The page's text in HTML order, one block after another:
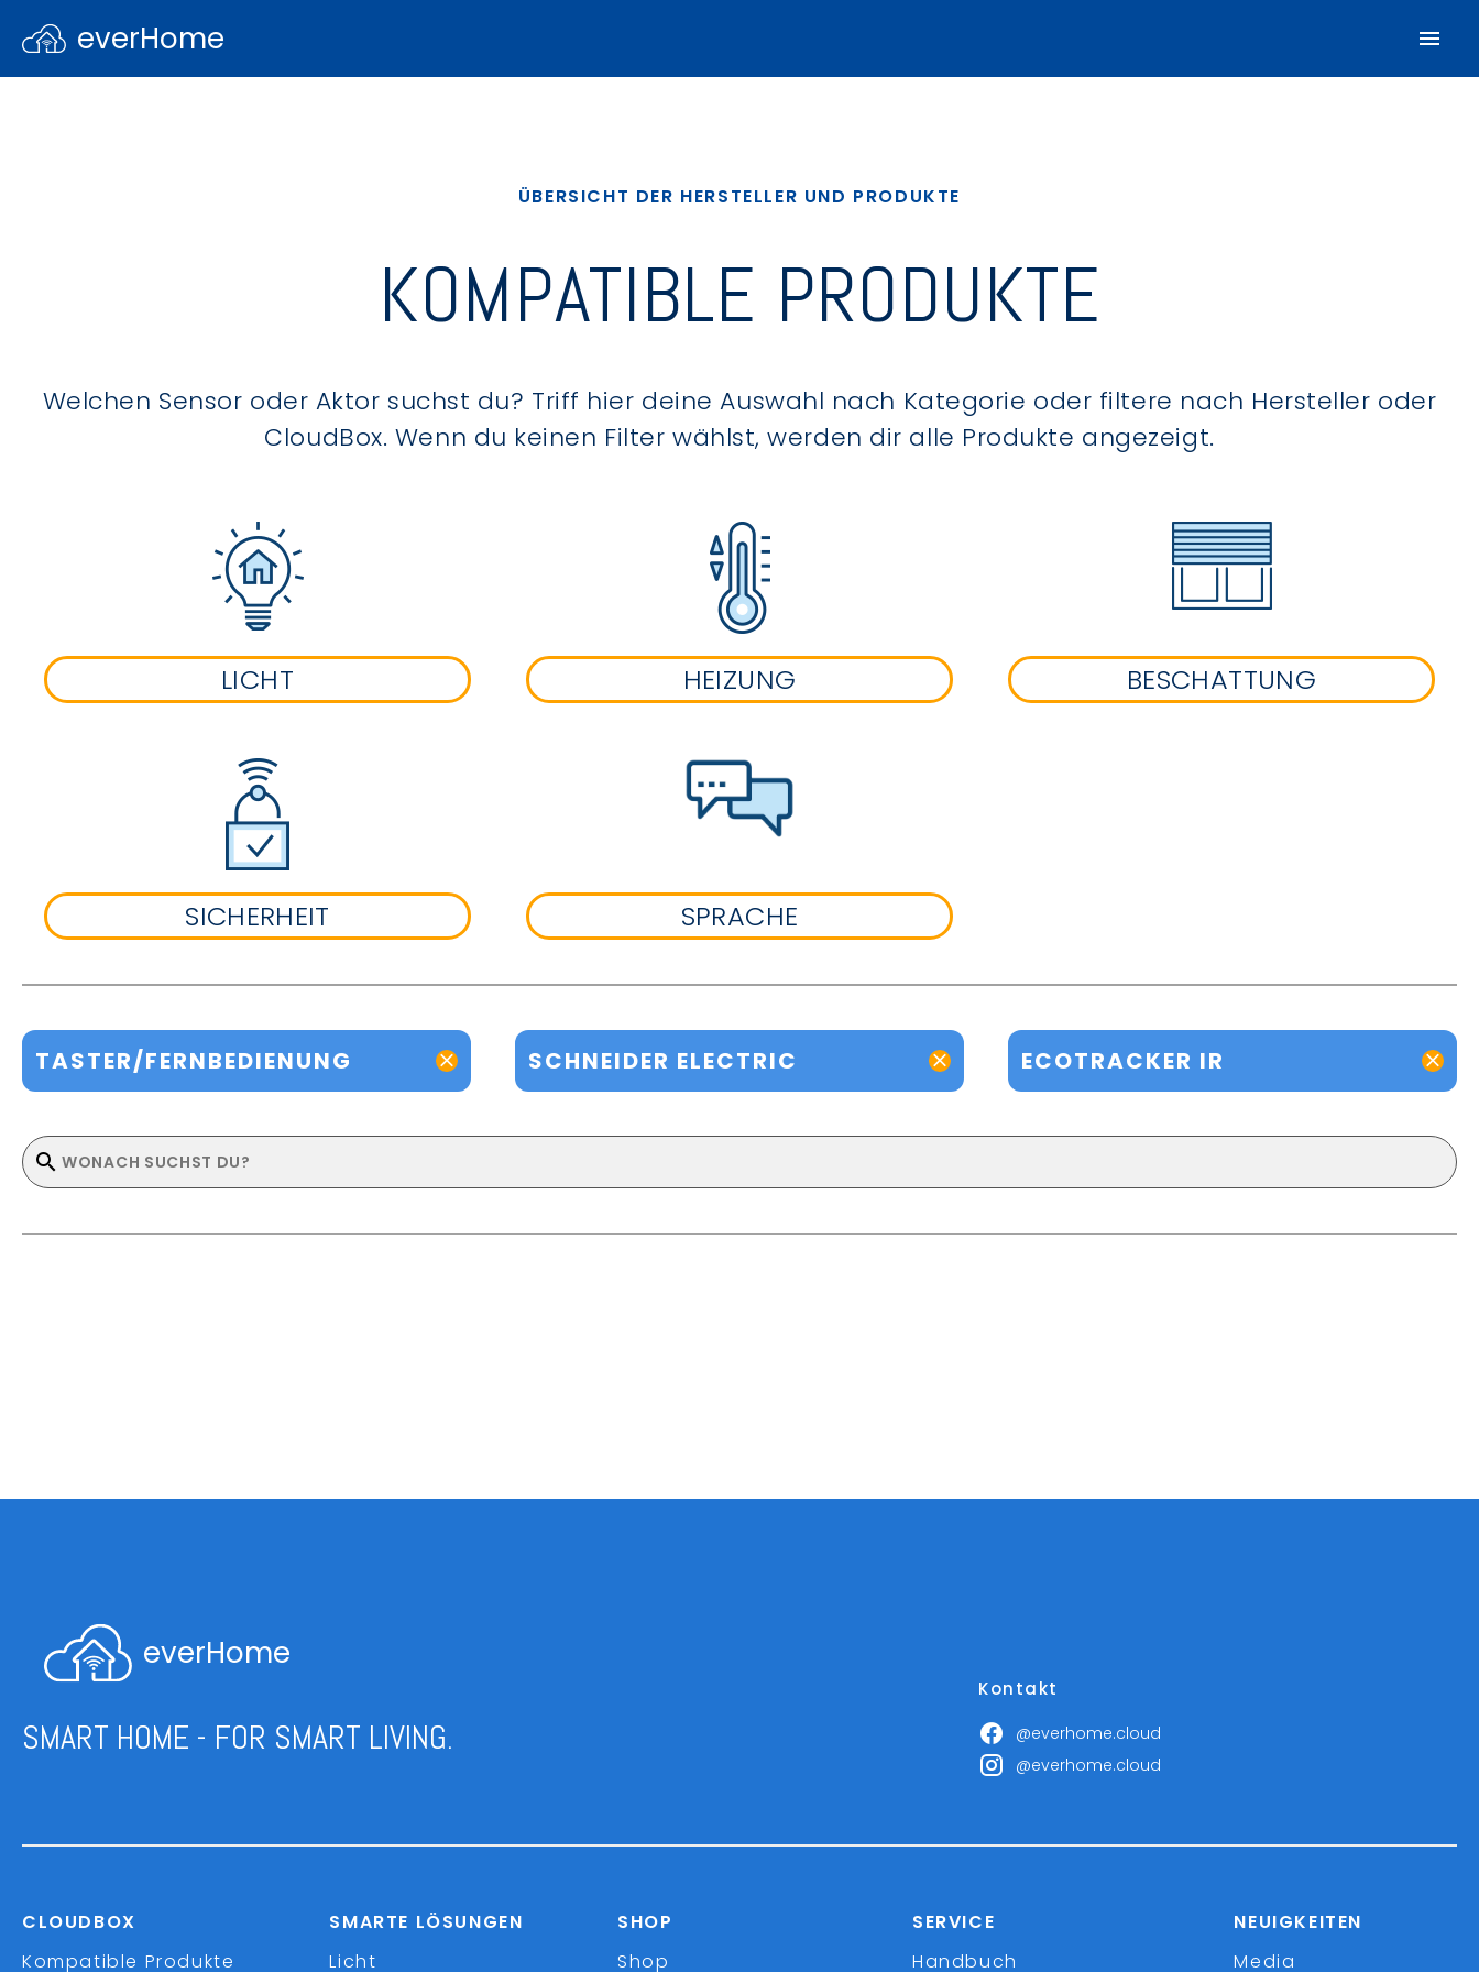
everHome
ÜBERSICHT DER HERSTELLER UND PRODUKTE
KOMPATIBLE PRODUKTE
Welchen Sensor oder Aktor suchst du? Triff hier deine Auswahl nach Kategorie oder filtere nach Hersteller oder
CloudBox. Wenn du keinen Filter wählst, werden dir alle Produkte angezeigt.
LICHT HEIZUNG BESCHATTUNG
SICHERHEIT SPRACHE
TASTER/FERNBEDIENUNG SCHNEIDER ELECTRIC ECOTRACKER IR
everHome
SMART HOME - FOR SMART LIVING.
Kontakt
@everhome.cloud
@everhome.cloud
CLOUDBOX
Kompatible Produkte
SMARTE LÖSUNGEN
Licht
SHOP
Shop
SERVICE
Handbuch
NEUIGKEITEN
Media